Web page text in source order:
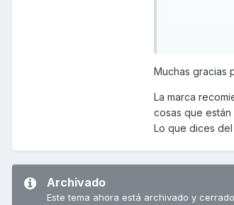
Muchas gracias
La marca
cosas que
Lo que dices
Archivado
Este tema ahora está archivado y